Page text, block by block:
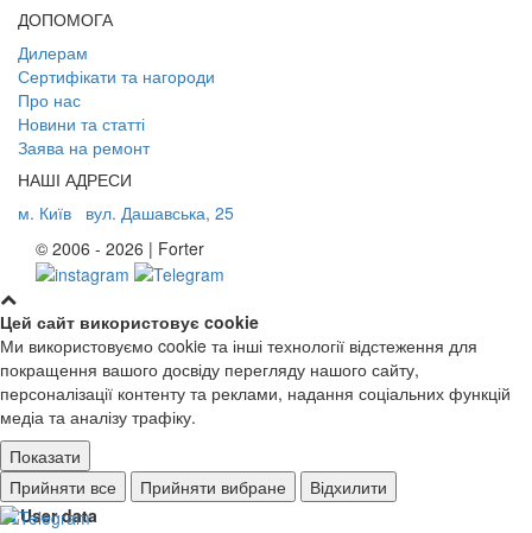
ДОПОМОГА
Дилерам
Сертифікати та нагороди
Про нас
Новини та статті
Заява на ремонт
НАШІ АДРЕСИ
м. Київ
вул. Дашавська, 25
© 2006 - 2026 | Forter
Цей сайт використовує cookie
Ми використовуємо cookie та інші технології відстеження для
покращення вашого досвіду перегляду нашого сайту,
персоналізації контенту та реклами, надання соціальних функцій
медіа та аналізу трафіку.
Показати
Ad storage
User data
Прийняти все Прийняти вибране Відхилити